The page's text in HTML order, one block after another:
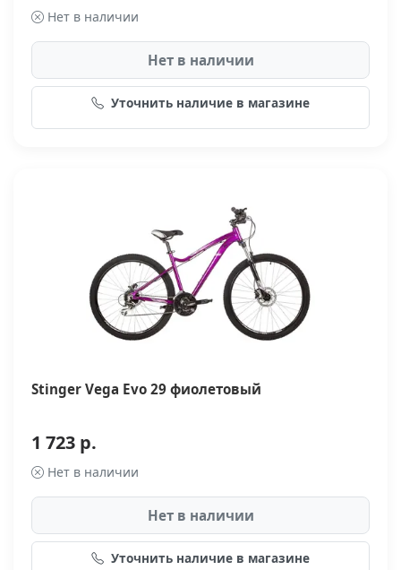
Нет в наличии
Нет в наличии
Уточнить наличие в магазине
Stinger Vega Evo 29 фиолетовый
1 723 р.
Нет в наличии
Нет в наличии
Уточнить наличие в магазине